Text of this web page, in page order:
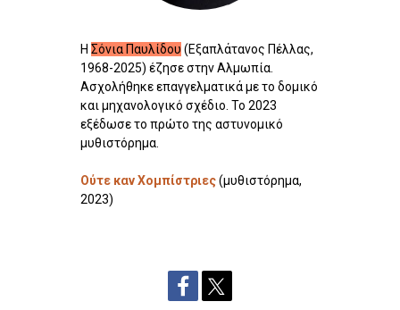
Η Σόνια Παυλίδου (Εξαπλάτανος Πέλλας,
1968-2025) έζησε στην Αλμωπία.
Ασχολήθηκε επαγγελματικά με το δομικό
και μηχανολογικό σχέδιο. Το 2023
εξέδωσε το πρώτο της αστυνομικό
μυθιστόρημα.
Ούτε καν Χομπίστριες(μυθιστόρημα,
2023)